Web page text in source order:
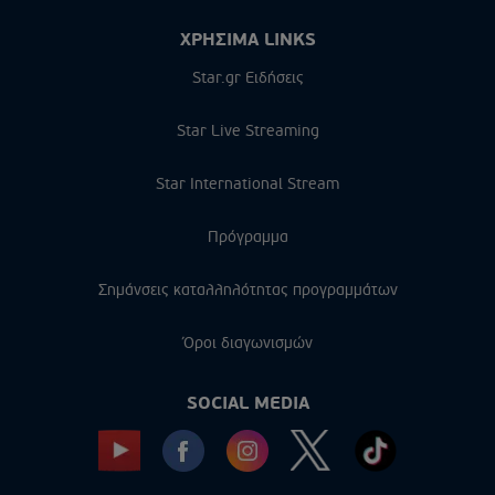
ΧΡΗΣΙΜΑ LINKS
Star.gr Ειδήσεις
Star Live Streaming
Star International Stream
Πρόγραμμα
Σημάνσεις καταλληλότητας προγραμμάτων
Όροι διαγωνισμών
SOCIAL MEDIA